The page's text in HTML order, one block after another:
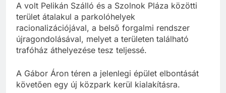
A volt Pelikán Szálló és a Szolnok Pláza közötti
terület átalakul a parkolóhelyek
racionalizációjával, a belső forgalmi rendszer
újragondolásával, melyet a területen található
trafóház áthelyezése tesz teljessé.
A Gábor Áron téren a jelenlegi épület elbontását
követően egy új közpark kerül kialakításra.